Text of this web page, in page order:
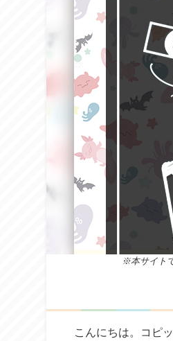
※本サイト
こんにちは。コピ